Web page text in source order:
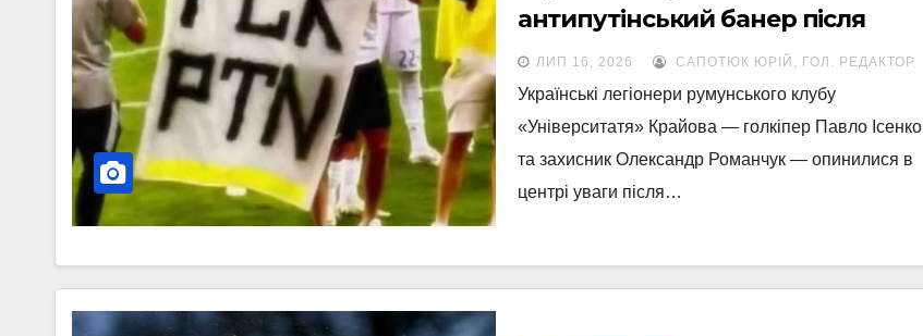
антипутінський банер після
матчу Ліги чемпіонів
ЛИП 16, 2026 САПОТЮК ЮРІЙ, ГОЛ. РЕДАКТОР
Українські легіонери румунського клубу
«Університатя» Крайова — голкіпер Павло Ісенко
та захисник Олександр Романчук — опинилися в
центрі уваги після…